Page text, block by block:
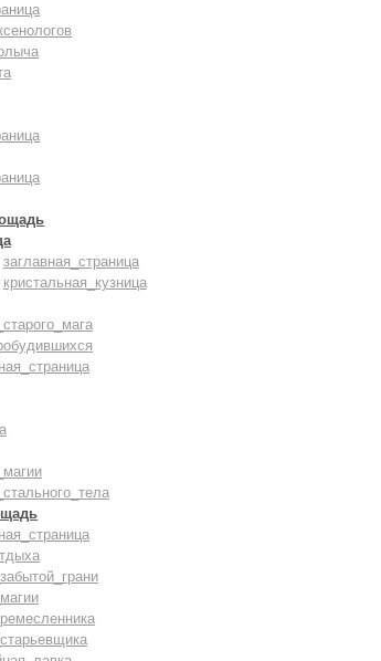
заглавная_страница
кристальная_кузница